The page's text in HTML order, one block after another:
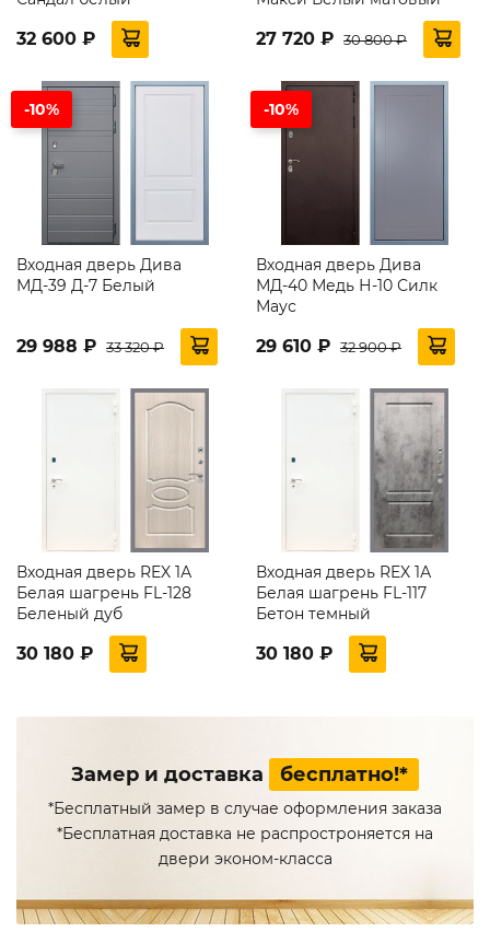
32 600 ₽ 27 720 ₽ 30 800 ₽
-10%
Входная дверь Дива
МД-39 Д-7 Белый
29 988 ₽ 33 320 ₽
-10%
Входная дверь Дива
МД-40 Медь Н-10 Силк
Маус
29 610 ₽ 32 900 ₽
Входная дверь REX 1А
Белая шагрень FL-128
Беленый дуб
30 180 ₽
Входная дверь REX 1А
Белая шагрень FL-117
Бетон темный
30 180 ₽
Замер и доставка бесплатно!*
*Бесплатный замер в случае оформления заказа
*Бесплатная доставка не распростроняется на
двери эконом-класса